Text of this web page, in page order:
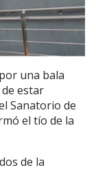
una bala
estar
Sanatorio de
el tío de la
de la